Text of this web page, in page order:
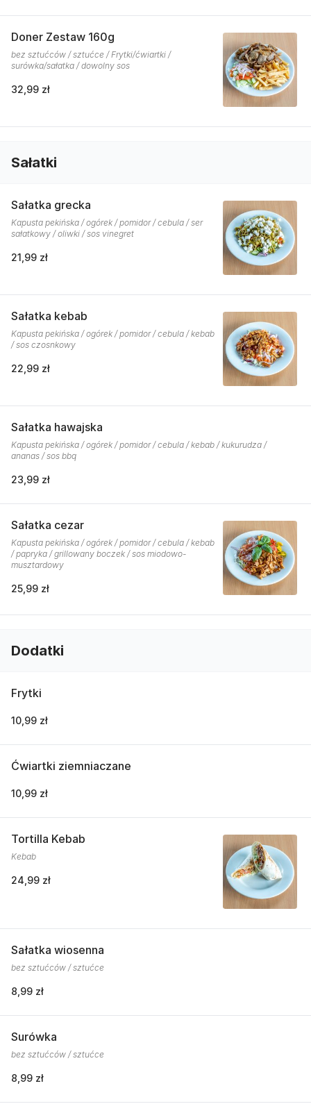
Doner Zestaw 160g
bez sztućców / sztućce / Frytki/ćwiartki /
surówka/sałatka / dowolny sos
32,99 zł
Sałatki
Sałatka grecka
Kapusta pekińska / ogórek / pomidor / cebula / ser
sałatkowy / oliwki / sos vinegret
21,99 zł
Sałatka kebab
Kapusta pekińska / ogórek / pomidor / cebula / kebab
/ sos czosnkowy
22,99 zł
Sałatka hawajska
Kapusta pekińska / ogórek / pomidor / cebula / kebab / kukurudza /
ananas / sos bbq
23,99 zł
Sałatka cezar
Kapusta pekińska / ogórek / pomidor / cebula / kebab
/ papryka / grillowany boczek / sos miodowo-
musztardowy
25,99 zł
Dodatki
Frytki
10,99 zł
Ćwiartki ziemniaczane
10,99 zł
Tortilla Kebab
Kebab
24,99 zł
Sałatka wiosenna
bez sztućców / sztućce
8,99 zł
Surówka
bez sztućców / sztućce
8,99 zł